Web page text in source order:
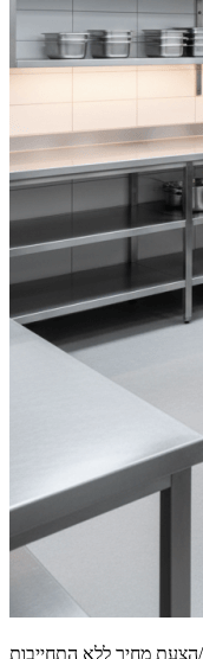
הצעת מחיר ללא התחייבות